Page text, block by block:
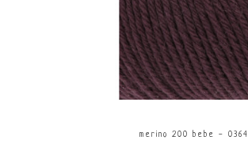
merino 200 bebe - 0364